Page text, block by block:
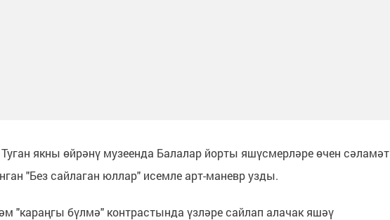
якны өйрәнү музеенда Балалар йорты яшүсмерләре өчен сәламәт
"Без сайлаган юллар" исемле арт-маневр узды.
"караңгы бүлмә" контрастында үзләре сайлап алачак яшәү